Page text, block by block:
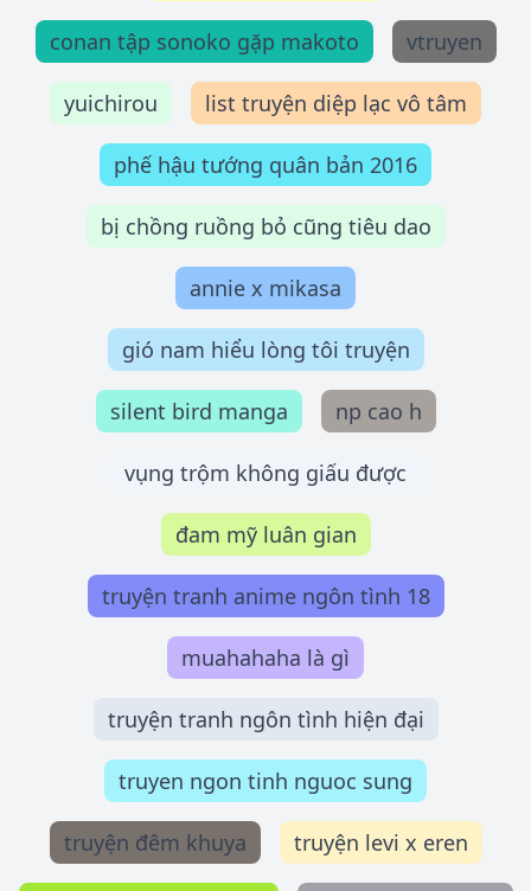
conan tập sonoko gặp makoto vtruyen
yuichirou list truyện diệp lạc vô tâm
phế hậu tướng quân bản 2016
bị chồng ruồng bỏ cũng tiêu dao
annie x mikasa
gió nam hiểu lòng tôi truyện
silent bird manga np cao h
vụng trộm không giấu được
đam mỹ luân gian
truyện tranh anime ngôn tình 18
muahahaha là gì
truyện tranh ngôn tình hiện đại
truyen ngon tinh nguoc sung
truyện đêm khuya truyện levi x eren